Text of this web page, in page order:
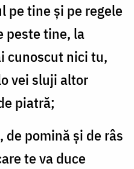
pe tine şi pe regele
peste tine, la
cunoscut nici tu,
vei sluji altor
piatră;
de pomină şi de râs
te va duce